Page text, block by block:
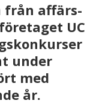
från affärs-
UC
under
med
år.